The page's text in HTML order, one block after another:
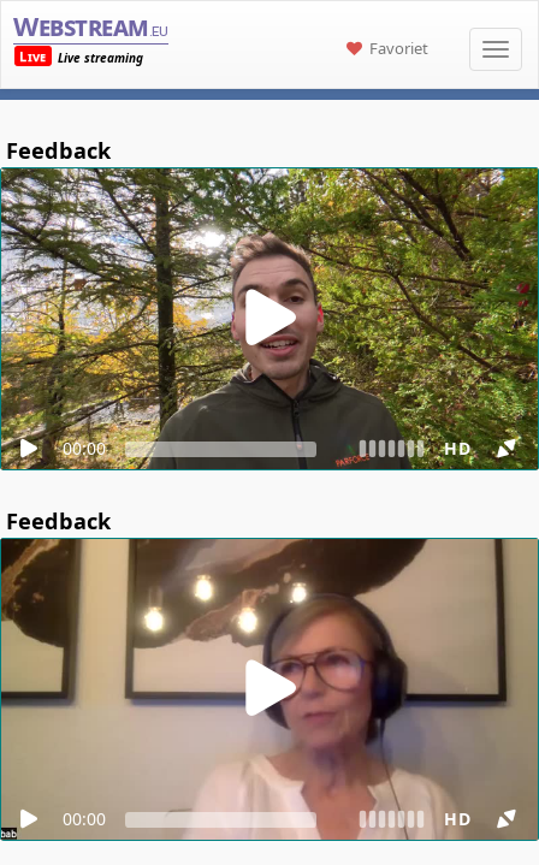
Webstream .eu
Live
Live streaming Favoriet
Feedback
00:00 HD
Feedback
00:00 HD